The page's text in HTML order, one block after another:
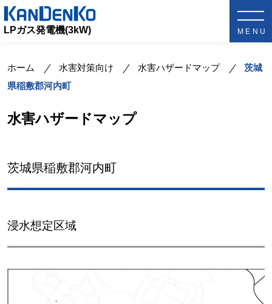
LPガス発電機(3kW)
ホーム 水害対策向け 水害ハザードマップ
茨城
県稲敷郡河内町
水害ハザードマップ
茨城県稲敷郡河内町
浸水想定区域